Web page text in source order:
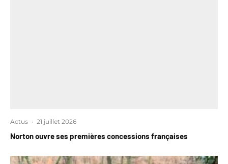
Actus · 21 juillet 2026
Norton ouvre ses premières concessions françaises